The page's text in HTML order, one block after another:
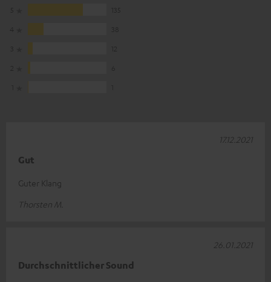
Gut
Guter Klang
Thorsten M.
17.12.2021
Durchschnittlicher Sound
26.01.2021